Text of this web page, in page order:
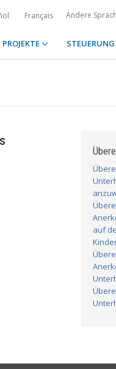
Français Andere
PROJEKTE STEUERUNG
auf